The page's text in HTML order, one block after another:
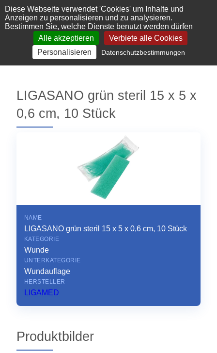
Cookie-Einstellungen
Diese Webseite verwendet 'Cookies' um Inhalte und
Anzeigen zu personalisieren und zu analysieren.
Bestimmen Sie, welche Dienste benutzt werden dürfen
Alle akzeptieren
Verbiete alle Cookies
Personalisieren
Datenschutzbestimmungen
LIGASANO grün steril 15 x 5 x
0,6 cm, 10 Stück
NAME
LIGASANO grün steril 15 x 5 x 0,6 cm, 10 Stück
KATEGORIE
Wunde
UNTERKATEGORIE
Wundauflage
HERSTELLER
LIGAMED
Produktbilder